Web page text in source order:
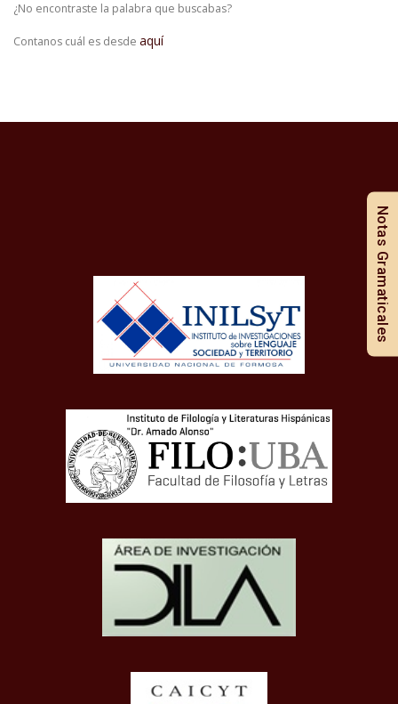
¿No encontraste la palabra que buscabas?
Contanos cuál es desde aquí
Notas Gramaticales